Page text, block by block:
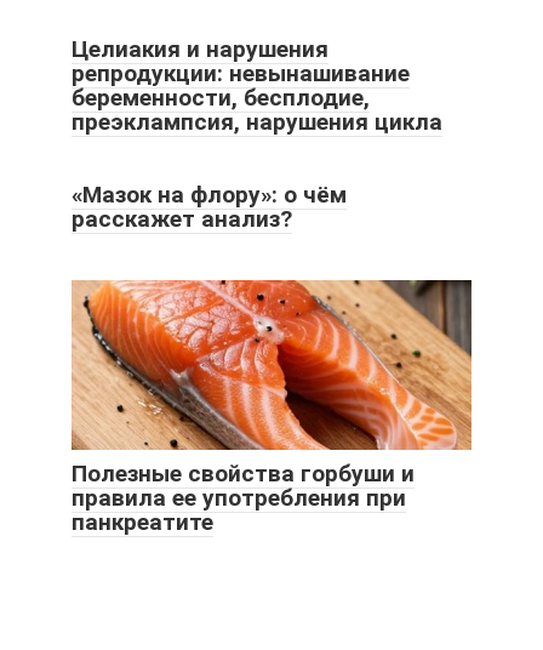
Целиакия и нарушения
репродукции: невынашивание
беременности, бесплодие,
преэклампсия, нарушения цикла
«Мазок на флору»: о чём
расскажет анализ?
Полезные свойства горбуши и
правила ее употребления при
панкреатите